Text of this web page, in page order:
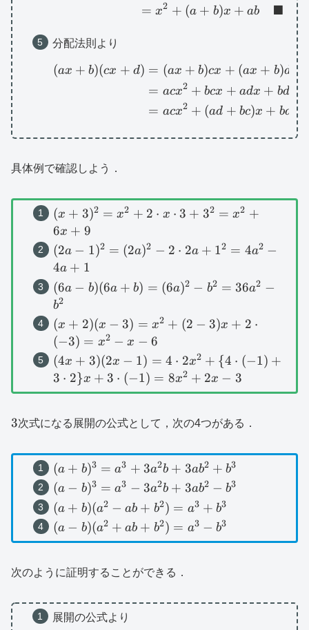
= x2 + (a + b)x + ab ■
分配法則より
(ax + b)(cx + d) = (ax + b)cx + (ax + b)d
= acx2 + bcx + adx + bd
= acx2 + (ad + bc)x + bd
具体例で確認しよう．
(x+3)^2=x^2+2\cdot
x\cdot
3+3^2=x^2+6x+9
(x + 3)2 = x2 + 2 ⋅ x ⋅ 3 + 32 = x2 +
6x + 9
(2a-1)^2=
(2a)^2-2\cdot
2a+1^2=4a^2-
4a+1
(2a − 1)2 = (2a)2 − 2 ⋅ 2a + 12 = 4a2 −
4a + 1
(6a-b)
(6a+b)=
(6a)^2-
b^2=36a^2-
b^2
(6a − b)(6a + b) = (6a)2 − b2 = 36a2 −
b2
(x+2)(x-
3)=x^2+
(2-
3)x+2\cdot
(-3)=x^2-x-
(x + 2)(x − 3) = x2 + (2 − 3)x + 2 ⋅
(−3) = x2 − x − 6
(4x+3)(2x-
1)=4\cdot
2x^2+\{
(-1)+3\cdot
(-1)=8x^2+2x-
3
(4x + 3)(2x − 1) = 4 ⋅ 2x2 + {4 ⋅ (−1) +
3 ⋅ 2}x + 3 ⋅ (−1) = 8x2 + 2x − 3
3
3次式になる展開の公式として，次の4つがある．
(a+b)^3=a^3+3a^2b+3ab^2+b^3
(a + b)3 = a3 + 3a2b + 3ab2 + b3
(a-b)^3=a^3-
3a^2b+3ab^2-
b^3
(a − b)3 = a3 − 3a2b + 3ab2 − b3
(a+b)(a^2-
ab+b^2)=a^3+b^3
(a + b)(a2 − ab + b2) = a3 + b3
(a-b)
(a^2+ab+b^2)=a^3-
(a − b)(a2 + ab + b2) = a3 − b3
次のように証明することができる．
展開の公式より